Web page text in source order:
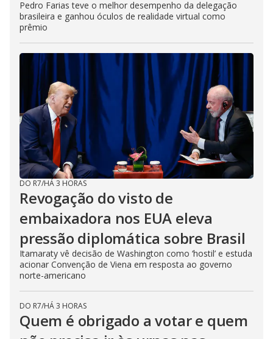
Pedro Farias teve o melhor desempenho da delegação
brasileira e ganhou óculos de realidade virtual como
prêmio
DO R7/HÁ 3 HORAS
Revogação do visto de
embaixadora nos EUA eleva
pressão diplomática sobre Brasil
Itamaraty vê decisão de Washington como ‘hostil’ e estuda
acionar Convenção de Viena em resposta ao governo
norte-americano
DO R7/HÁ 3 HORAS
Quem é obrigado a votar e quem